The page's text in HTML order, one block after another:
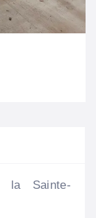
la Sainte-